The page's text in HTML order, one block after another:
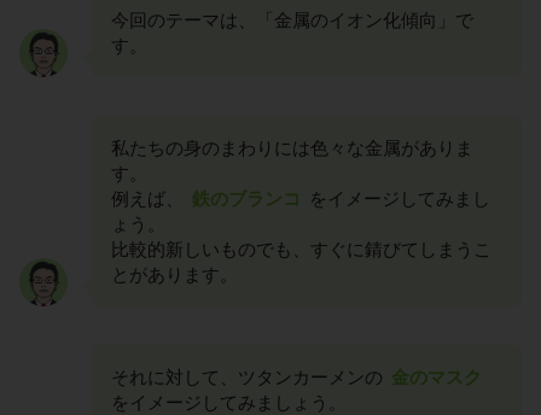
今回のテーマは、「金属のイオン化傾向」で
す。
私たちの身のまわりには色々な金属がありま
す。
例えば、
鉄のブランコ
をイメージしてみまし
ょう。
比較的新しいものでも、すぐに錆びてしまうこ
とがあります。
それに対して、ツタンカーメンの 金のマスク
をイメージしてみましょう。